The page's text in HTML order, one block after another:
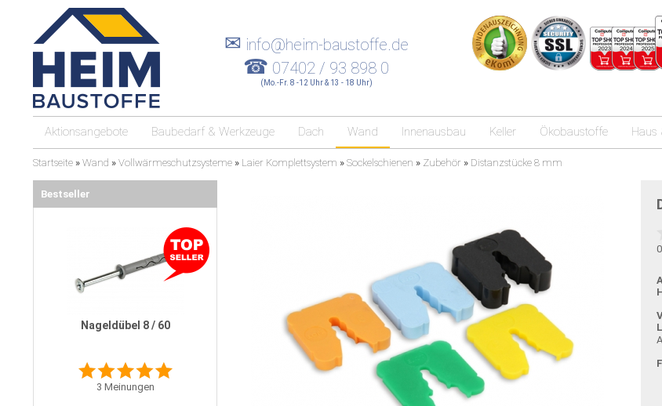
✉ info@heim-baustoffe.de
☎ 07402 / 93 898 0
(Mo.-Fr. 8 -12 Uhr & 13 - 18 Uhr)
Aktionsangebote Baubedarf & Werkzeuge Dach Wand Innenausbau Keller Ökobaustoffe Haus
Startseite » Wand » Vollwärmeschutzsysteme » Laier Komplettsystem » Sockelschienen » Zubehör » Distanzstücke 8 mm
0
Bestseller
Nageldübel 8 / 60
3 Meinungen